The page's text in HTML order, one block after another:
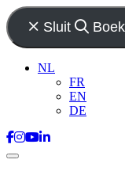
Sluit Boek
NL
FR
EN
DE